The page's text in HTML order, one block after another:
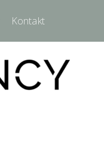
Kontakt